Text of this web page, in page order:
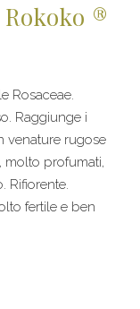
®
Rosaceae.
Raggiunge i
venature rugose
molto profumati,
Rifiorente.
fertile e ben